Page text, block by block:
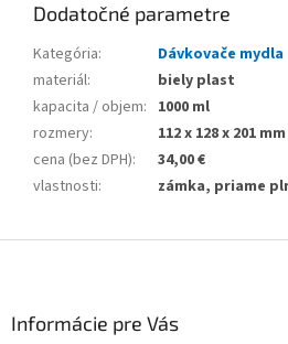
Dodatočné parametre
Kategória:
Dávkovače mydla
materiál:
biely plast
kapacita / objem: 1000 ml
rozmery:
112 x 128 x 201 mm
cena (bez DPH):
34,00 €
vlastnosti: zámka, priame
Informácie pre Vás